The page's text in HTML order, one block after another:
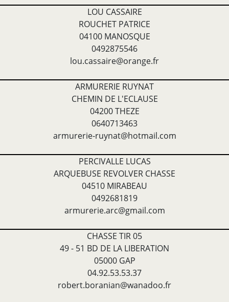
LOU CASSAIRE
ROUCHET PATRICE
04100 MANOSQUE
0492875546
lou.cassaire@orange.fr
ARMURERIE RUYNAT
CHEMIN DE L'ECLAUSE
04200 THEZE
0640713463
armurerie-ruynat@hotmail.com
PERCIVALLE LUCAS
ARQUEBUSE REVOLVER CHASSE
04510 MIRABEAU
0492681819
armurerie.arc@gmail.com
CHASSE TIR 05
49 - 51 BD DE LA LIBERATION
05000 GAP
04.92.53.53.37
robert.boranian@wanadoo.fr